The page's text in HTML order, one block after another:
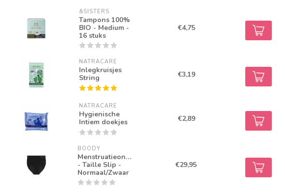
&SISTERS
Tampons 100%
BIO - Medium -
16 stuks
€4,75
NATRACARE
Inlegkruisjes
String
€3,19
NATRACARE
Hygienische
Intiem doekjes
€2,89
BOODY
Menstruatieondergoed
- Taille Slip -
Normaal/Zwaar
€29,95